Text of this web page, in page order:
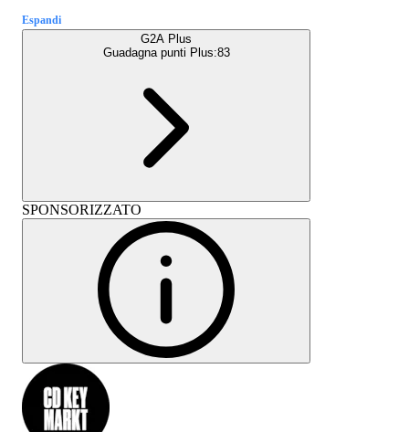
Espandi
G2A Plus
Guadagna punti Plus:83
SPONSORIZZATO